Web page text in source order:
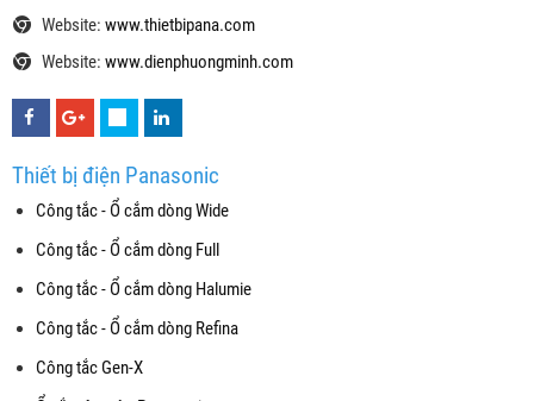
Website: www.thietbipana.com
Website: www.dienphuongminh.com
Thiết bị điện Panasonic
Công tắc - Ổ cắm dòng Wide
Công tắc - Ổ cắm dòng Full
Công tắc - Ổ cắm dòng Halumie
Công tắc - Ổ cắm dòng Refina
Công tắc Gen-X